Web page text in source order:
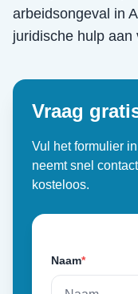
arbeidsongeval in
juridische hulp aan
Vraag
Vul het formulier
neemt snel
kosteloos.
Naam*